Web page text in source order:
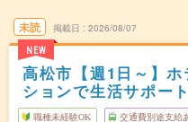
未読
NEW
掲載日 2026/08/07
高松市【週1日～】
ションで生活サポート
職種未経験OK 交通費別途支給